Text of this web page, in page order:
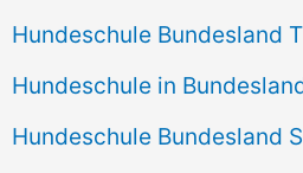
Hundeschule Bundesland
Hundeschule in
Hundeschule Bundesland